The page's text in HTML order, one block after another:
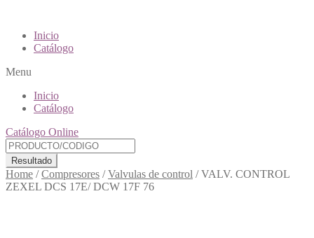
Inicio
Catálogo
Menu
Inicio
Catálogo
Catálogo Online
Resultado
Home /Compresores /Valvulas de control /VALV. CONTROL
ZEXEL DCS 17E/ DCW 17F 76